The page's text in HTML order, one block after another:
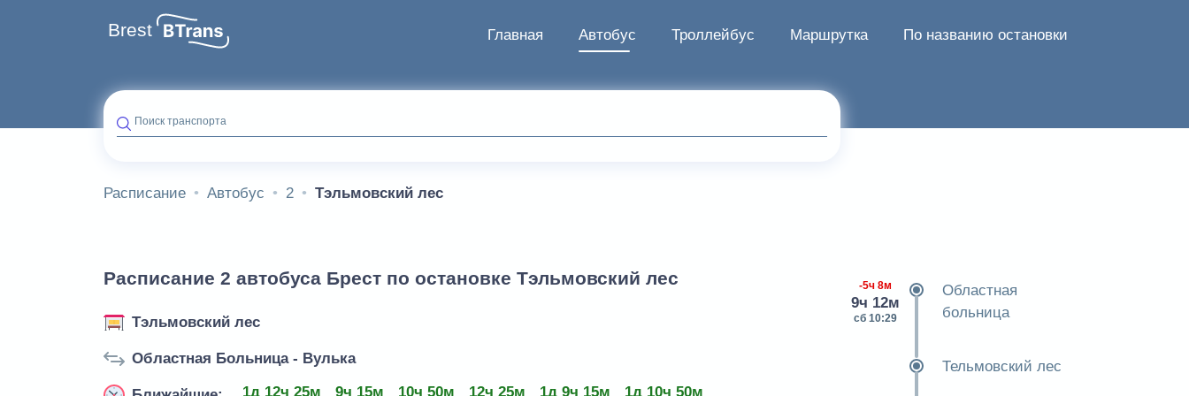
Brest Главная Автобус Троллейбус Маршрутка По названию остановки
Поиск транспорта
Расписание Автобус 2 Тэльмовский лес
Расписание 2 автобуса Брест по остановке Тэльмовский лес
Тэльмовский лес
Областная Больница - Вулька
1д 12ч 25м 9ч 15м 10ч 50м 12ч 25м 1д 9ч 15м 1д 10ч 50м
-5ч 8м
9ч 12м
сб 10:29
Областная
больница
Тельмовский лес